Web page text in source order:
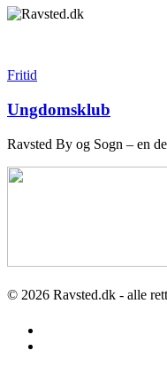
Fritid
Ungdomsklub
Ravsted By og Sogn – en
© 2026 Ravsted.dk - alle